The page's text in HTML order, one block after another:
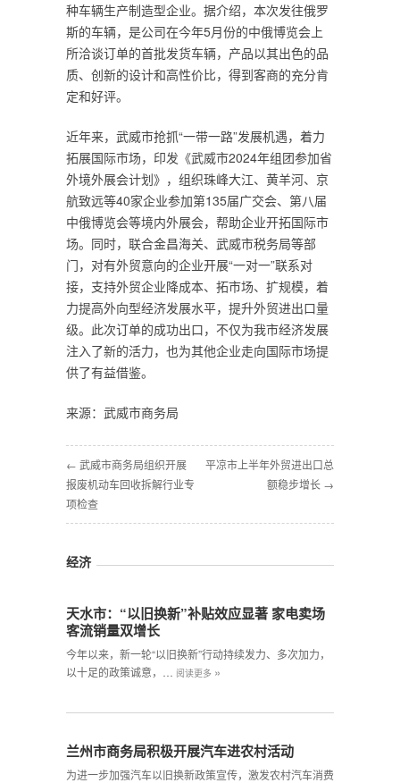
种车辆生产制造型企业。据介绍，本次发往俄罗
斯的车辆，是公司在今年5月份的中俄博览会上
所洽谈订单的首批发货车辆，产品以其出色的品
质、创新的设计和高性价比，得到客商的充分肯
定和好评。
近年来，武威市抢抓“一带一路”发展机遇，着力
拓展国际市场，印发《武威市2024年组团参加省
外境外展会计划》，组织珠峰大江、黄羊河、京
航致远等40家企业参加第135届广交会、第八届
中俄博览会等境内外展会，帮助企业开拓国际市
场。同时，联合金昌海关、武威市税务局等部
门，对有外贸意向的企业开展“一对一”联系对
接，支持外贸企业降成本、拓市场、扩规模，着
力提高外向型经济发展水平，提升外贸进出口量
级。此次订单的成功出口，不仅为我市经济发展
注入了新的活力，也为其他企业走向国际市场提
供了有益借鉴。
来源：武威市商务局
← 武威市商务局组织开展
报废机动车回收拆解行业专
项检查
平凉市上半年外贸进出口总
额稳步增长 →
经济
天水市：“以旧换新”补贴效应显著 家电卖场
客流销量双增长
今年以来，新一轮“以旧换新”行动持续发力、多次加力，
以十足的政策诚意，…
阅读更多 »
兰州市商务局积极开展汽车进农村活动
为进一步加强汽车以旧换新政策宣传，激发农村汽车消费